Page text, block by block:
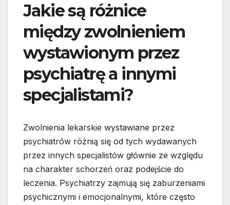
Jakie są różnice
między zwolnieniem
wystawionym przez
psychiatrę a innymi
specjalistami?
Zwolnienia lekarskie wystawiane przez
psychiatrów różnią się od tych wydawanych
przez innych specjalistów głównie ze względu
na charakter schorzeń oraz podejście do
leczenia. Psychiatrzy zajmują się zaburzeniami
psychicznymi i emocjonalnymi, które często